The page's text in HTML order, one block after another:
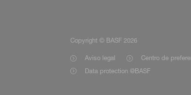
Copyright © BASF 2026
Aviso legal Centro de
Data protection @BASF